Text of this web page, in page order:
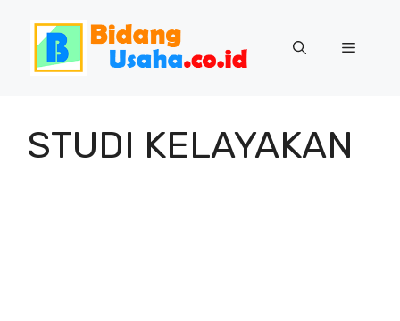
Menu
STUDI KELAYAKAN